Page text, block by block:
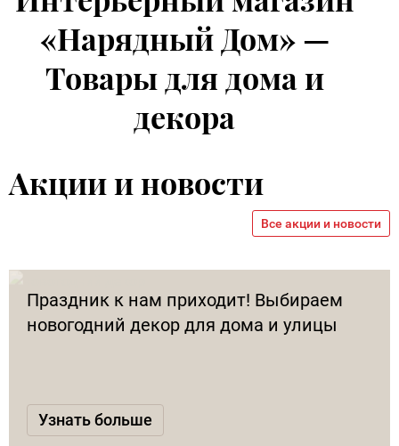
«Нарядный Дом» —
Товары для дома и
декора
Акции и новости
Все акции и новости
Праздник к нам приходит! Выбираем
новогодний декор для дома и улицы
Узнать больше